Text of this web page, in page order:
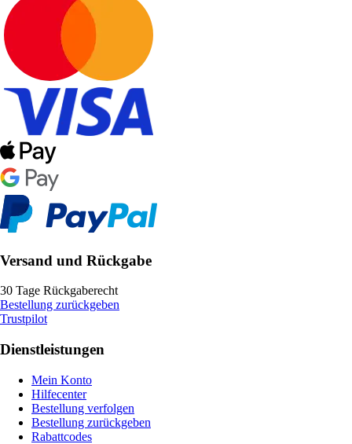
Versand und Rückgabe
30 Tage Rückgaberecht
Bestellung zurückgeben
Trustpilot
Dienstleistungen
Mein Konto
Hilfecenter
Bestellung verfolgen
Bestellung zurückgeben
Rabattcodes